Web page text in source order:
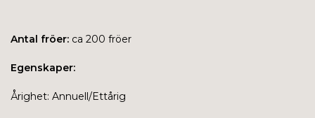
Antal fröer: ca 200 fröer
Egenskaper:
Årighet: Annuell/Ettårig